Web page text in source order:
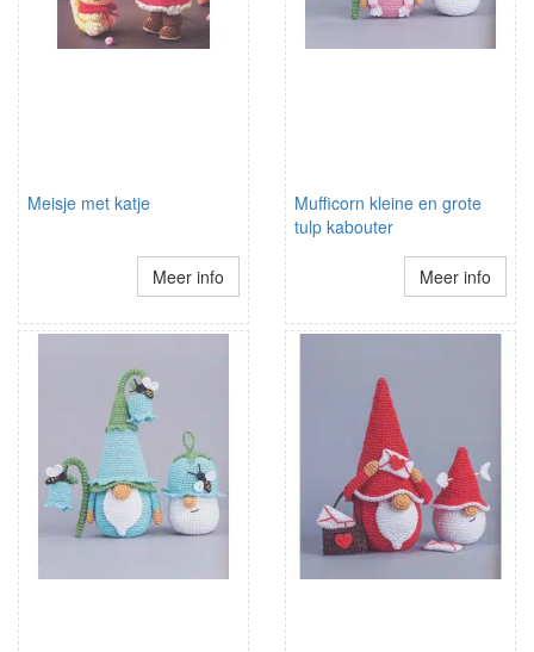
Meisje met katje
Meer info
Mufficorn kleine en grote
tulp kabouter
Meer info